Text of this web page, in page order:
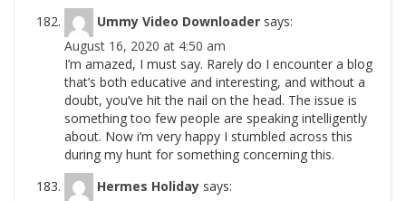
Ummy Video Downloader says:
August 16, 2020 at 4:50 am
I’m amazed, I must say. Rarely do I encounter a blog
that’s both educative and interesting, and without a
doubt, you’ve hit the nail on the head. The issue is
something too few people are speaking intelligently
about. Now i’m very happy I stumbled across this
during my hunt for something concerning this.
Hermes Holiday says: